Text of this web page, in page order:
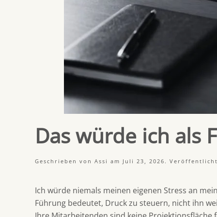
Das würde ich als
Geschrieben von Assi am Juli 23, 2026 .
Ich würde niemals meinen eigenen Stress an
Führung bedeutet, Druck zu steuern, nicht ihn